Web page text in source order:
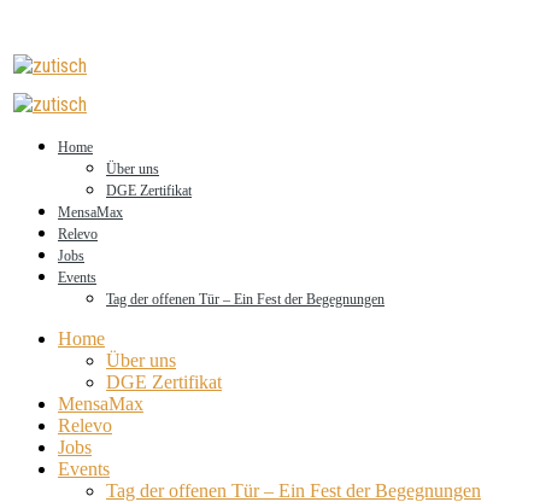
Home
Über uns
DGE Zertifikat
MensaMax
Relevo
Jobs
Events
Tag der offenen Tür – Ein Fest der Begegnungen
Home
Über uns
DGE Zertifikat
MensaMax
Relevo
Jobs
Events
Tag der offenen Tür – Ein Fest der Begegnungen